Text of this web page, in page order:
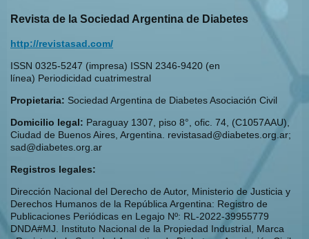
Revista de la Sociedad Argentina de Diabetes
http://revistasad.com/
ISSN 0325-5247 (impresa) ISSN 2346-9420 (en
línea) Periodicidad cuatrimestral
Propietaria: Sociedad Argentina de Diabetes Asociación Civil
Domicilio legal: Paraguay 1307, piso 8°, ofic. 74, (C1057AAU),
Ciudad de Buenos Aires, Argentina. revistasad@diabetes.org.ar;
sad@diabetes.org.ar
Registros legales:
Dirección Nacional del Derecho de Autor, Ministerio de Justicia y
Derechos Humanos de la República Argentina: Registro de
Publicaciones Periódicas en Legajo Nº: RL-2022-39955779
DNDA#MJ. Instituto Nacional de la Propiedad Industrial, Marca